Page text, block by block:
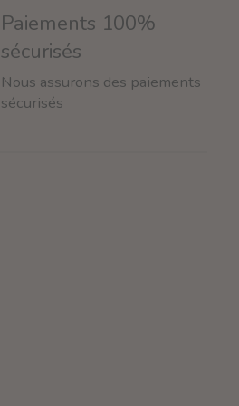
Paiements 100%
sécurisés
Nous assurons des paiements
sécurisés